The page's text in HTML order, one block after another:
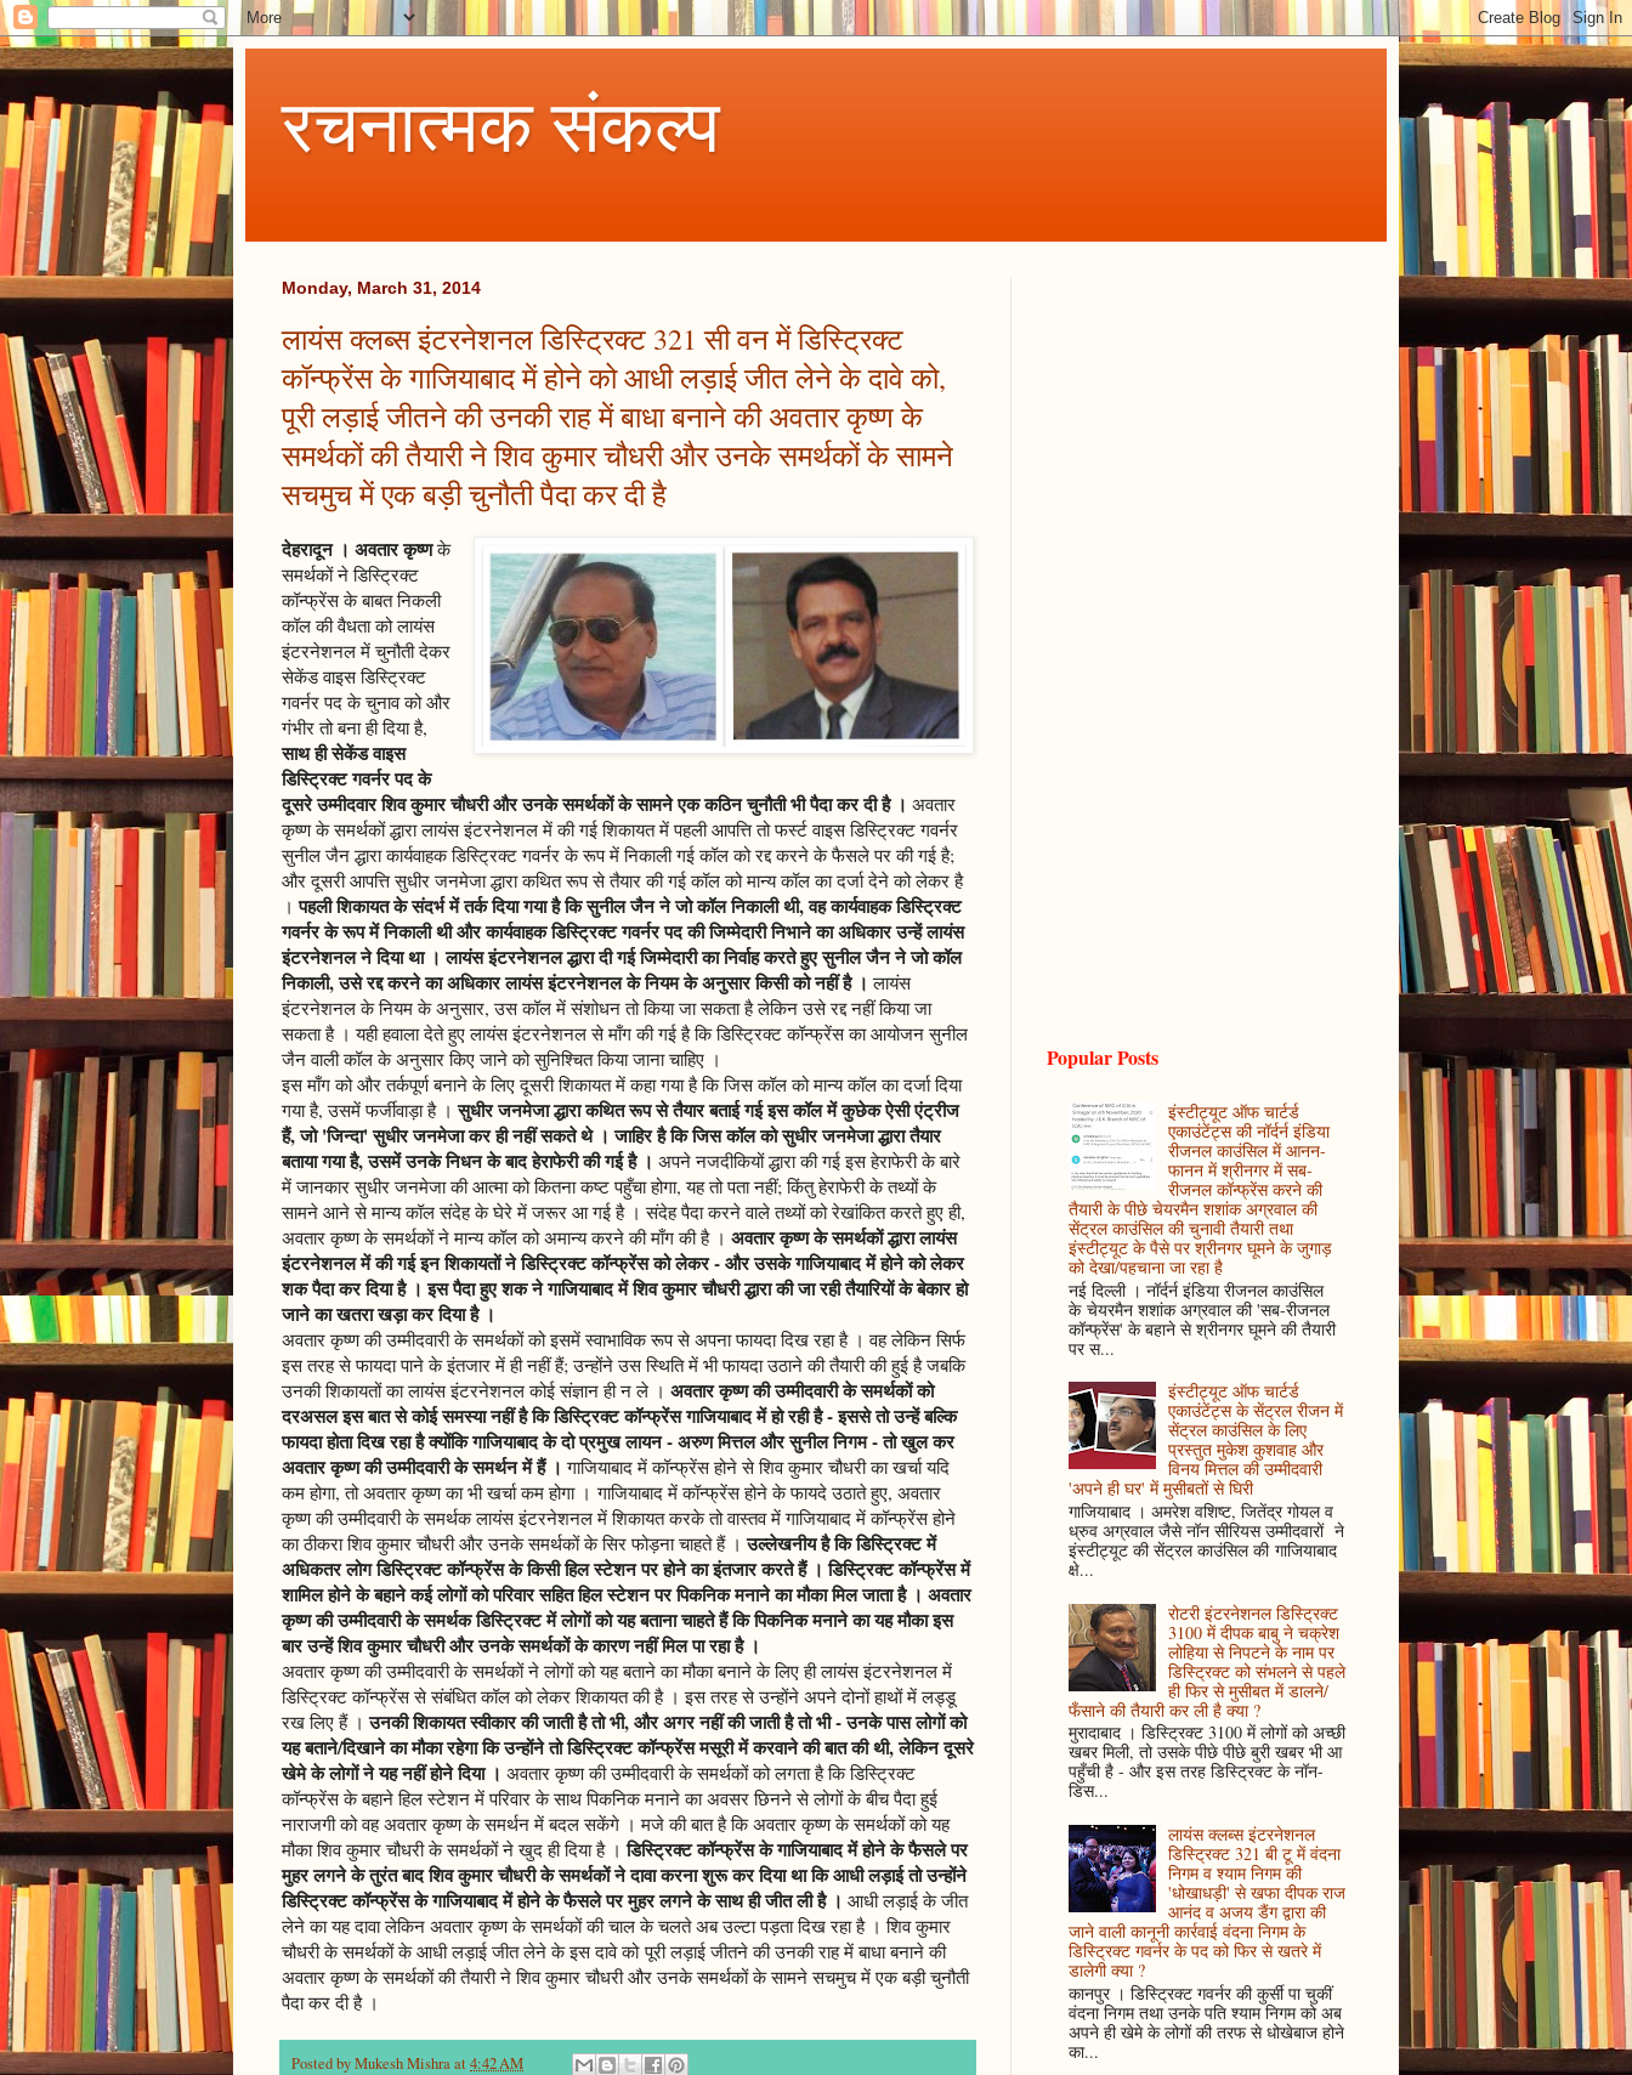
रचनात्मक संकल्प
Monday, March 31, 2014
लायंस क्लब्स इंटरनेशनल डिस्ट्रिक्ट 321 सी वन में डिस्ट्रिक्ट
कॉन्फ्रेंस के गाजियाबाद में होने को आधी लड़ाई जीत लेने के दावे को,
पूरी लड़ाई जीतने की उनकी राह में बाधा बनाने की अवतार कृष्ण के
समर्थकों की तैयारी ने शिव कुमार चौधरी और उनके समर्थकों के सामने
सचमुच में एक बड़ी चुनौती पैदा कर दी है
देहरादून । अवतार कृष्णके
समर्थकों ने डिस्ट्रिक्ट
कॉन्फ्रेंस के बाबत निकली
कॉल की वैधता को लायंस
इंटरनेशनल में चुनौती देकर
सेकेंड वाइस डिस्ट्रिक्ट
गवर्नर पद के चुनाव को और
गंभीर तो बना ही दिया है,
साथ ही सेकेंड वाइस
डिस्ट्रिक्ट गवर्नर पद के
दूसरे उम्मीदवार शिव कुमार चौधरी और उनके समर्थकों के सामने एक कठिन चुनौती भी पैदा कर दी है । अवतार
कृष्ण के समर्थकों द्धारा लायंस इंटरनेशनल में की गई शिकायत में पहली आपत्ति तो फर्स्ट वाइस डिस्ट्रिक्ट गवर्नर
सुनील जैन द्धारा कार्यवाहक डिस्ट्रिक्ट गवर्नर के रूप में निकाली गई कॉल को रद्द करने के फैसले पर की गई है;
और दूसरी आपत्ति सुधीर जनमेजा द्धारा कथित रूप से तैयार की गई कॉल को मान्य कॉल का दर्जा देने को लेकर है
।पहली शिकायत के संदर्भ में तर्क दिया गया है कि सुनील जैन ने जो कॉल निकाली थी, वह कार्यवाहक डिस्ट्रिक्ट
गवर्नर के रूप में निकाली थी और कार्यवाहक डिस्ट्रिक्ट गवर्नर पद की जिम्मेदारी निभाने का अधिकार उन्हें लायंस
इंटरनेशनल ने दिया था । लायंस इंटरनेशनल द्धारा दी गई जिम्मेदारी का निर्वाह करते हुए सुनील जैन ने जो कॉल
निकाली, उसे रद्द करने का अधिकार लायंस इंटरनेशनल के नियम के अनुसार किसी को नहीं है ।लायंस
इंटरनेशनल के नियम के अनुसार, उस कॉल में संशोधन तो किया जा सकता है लेकिन उसे रद्द नहीं किया जा
सकता है । यही हवाला देते हुए लायंस इंटरनेशनल से माँग की गई है कि डिस्ट्रिक्ट कॉन्फ्रेंस का आयोजन सुनील
जैन वाली कॉल के अनुसार किए जाने को सुनिश्चित किया जाना चाहिए ।
इस माँग को और तर्कपूर्ण बनाने के लिए दूसरी शिकायत में कहा गया है कि जिस कॉल को मान्य कॉल का दर्जा दिया
गया है, उसमें फर्जीवाड़ा है ।सुधीर जनमेजा द्धारा कथित रूप से तैयार बताई गई इस कॉल में कुछेक ऐसी एंट्रीज
हैं, जो 'जिन्दा' सुधीर जनमेजा कर ही नहीं सकते थे । जाहिर है कि जिस कॉल को सुधीर जनमेजा द्धारा तैयार
बताया गया है, उसमें उनके निधन के बाद हेराफेरी की गई है । अपने नजदीकियों द्धारा की गई इस हेराफेरी के बारे
में जानकार सुधीर जनमेजा की आत्मा को कितना कष्ट पहुँचा होगा, यह तो पता नहीं; किंतु हेराफेरी के तथ्यों के
सामने आने से मान्य कॉल संदेह के घेरे में जरूर आ गई है । संदेह पैदा करने वाले तथ्यों को रेखांकित करते हुए ही,
अवतार कृष्ण के समर्थकों ने मान्य कॉल को अमान्य करने की माँग की है । अवतार कृष्ण के समर्थकों द्धारा लायंस
इंटरनेशनल में की गई इन शिकायतों ने डिस्ट्रिक्ट कॉन्फ्रेंस को लेकर - और उसके गाजियाबाद में होने को लेकर
शक पैदा कर दिया है । इस पैदा हुए शक ने गाजियाबाद में शिव कुमार चौधरी द्धारा की जा रही तैयारियों के बेकार हो
जाने का खतरा खड़ा कर दिया है ।
अवतार कृष्ण की उम्मीदवारी के समर्थकों को इसमें स्वाभाविक रूप से अपना फायदा दिख रहा है । वह लेकिन सिर्फ
इस तरह से फायदा पाने के इंतजार में ही नहीं हैं; उन्होंने उस स्थिति में भी फायदा उठाने की तैयारी की हुई है जबकि
उनकी शिकायतों का लायंस इंटरनेशनल कोई संज्ञान ही न ले । अवतार कृष्ण की उम्मीदवारी के समर्थकों को
दरअसल इस बात से कोई समस्या नहीं है कि डिस्ट्रिक्ट कॉन्फ्रेंस गाजियाबाद में हो रही है - इससे तो उन्हें बल्कि
फायदा होता दिख रहा है क्योंकि गाजियाबाद के दो प्रमुख लायन - अरुण मित्तल और सुनील निगम - तो खुल कर
अवतार कृष्ण की उम्मीदवारी के समर्थन में हैं । गाजियाबाद में कॉन्फ्रेंस होने से शिव कुमार चौधरी का खर्चा यदि
कम होगा, तो अवतार कृष्ण का भी खर्चा कम होगा । गाजियाबाद में कॉन्फ्रेंस होने के फायदे उठाते हुए, अवतार
कृष्ण की उम्मीदवारी के समर्थक लायंस इंटरनेशनल में शिकायत करके तो वास्तव में गाजियाबाद में कॉन्फ्रेंस होने
का ठीकरा शिव कुमार चौधरी और उनके समर्थकों के सिर फोड़ना चाहते हैं ।उल्लेखनीय है कि डिस्ट्रिक्ट में
अधिकतर लोग डिस्ट्रिक्ट कॉन्फ्रेंस के किसी हिल स्टेशन पर होने का इंतजार करते हैं । डिस्ट्रिक्ट कॉन्फ्रेंस में
शामिल होने के बहाने कई लोगों को परिवार सहित हिल स्टेशन पर पिकनिक मनाने का मौका मिल जाता है । अवतार
कृष्ण की उम्मीदवारी के समर्थक डिस्ट्रिक्ट में लोगों को यह बताना चाहते हैं कि पिकनिक मनाने का यह मौका इस
बार उन्हें शिव कुमार चौधरी और उनके समर्थकों के कारण नहीं मिल पा रहा है ।
अवतार कृष्ण की उम्मीदवारी के समर्थकों ने लोगों को यह बताने का मौका बनाने के लिए ही लायंस इंटरनेशनल में
डिस्ट्रिक्ट कॉन्फ्रेंस से संबंधित कॉल को लेकर शिकायत की है । इस तरह से उन्होंने अपने दोनों हाथों में लड्डू
रख लिए हैं ।उनकी शिकायत स्वीकार की जाती है तो भी, और अगर नहीं की जाती है तो भी - उनके पास लोगों को
यह बताने/दिखाने का मौका रहेगा कि उन्होंने तो डिस्ट्रिक्ट कॉन्फ्रेंस मसूरी में करवाने की बात की थी, लेकिन दूसरे
खेमे के लोगों ने यह नहीं होने दिया । अवतार कृष्ण की उम्मीदवारी के समर्थकों को लगता है कि डिस्ट्रिक्ट
कॉन्फ्रेंस के बहाने हिल स्टेशन में परिवार के साथ पिकनिक मनाने का अवसर छिनने से लोगों के बीच पैदा हुई
नाराजगी को वह अवतार कृष्ण के समर्थन में बदल सकेंगे । मजे की बात है कि अवतार कृष्ण के समर्थकों को यह
मौका शिव कुमार चौधरी के समर्थकों ने खुद ही दिया है ।डिस्ट्रिक्ट कॉन्फ्रेंस के गाजियाबाद में होने के फैसले पर
मुहर लगने के तुरंत बाद शिव कुमार चौधरी के समर्थकों ने दावा करना शुरू कर दिया था कि आधी लड़ाई तो उन्होंने
डिस्ट्रिक्ट कॉन्फ्रेंस के गाजियाबाद में होने के फैसले पर मुहर लगने के साथ ही जीत ली है । आधी लड़ाई के जीत
लेने का यह दावा लेकिन अवतार कृष्ण के समर्थकों की चाल के चलते अब उल्टा पड़ता दिख रहा है । शिव कुमार
चौधरी के समर्थकों के आधी लड़ाई जीत लेने के इस दावे को पूरी लड़ाई जीतने की उनकी राह में बाधा बनाने की
अवतार कृष्ण के समर्थकों की तैयारी ने शिव कुमार चौधरी और उनके समर्थकों के सामने सचमुच में एक बड़ी चुनौती
पैदा कर दी है ।
Posted byMukesh Mishraat 4:42 AM
Popular Posts
इंस्टीट्यूट ऑफ चार्टर्ड
एकाउंटेंट्स की नॉर्दर्न इंडिया
रीजनल काउंसिल में आनन-
फानन में श्रीनगर में सब-
रीजनल कॉन्फ्रेंस करने की
तैयारी के पीछे चेयरमैन शशांक अग्रवाल की
सेंट्रल काउंसिल की चुनावी तैयारी तथा
इंस्टीट्यूट के पैसे पर श्रीनगर घूमने के जुगाड़
को देखा/पहचाना जा रहा है
नई दिल्ली । नॉर्दर्न इंडिया रीजनल काउंसिल
के चेयरमैन शशांक अग्रवाल की 'सब-रीजनल
कॉन्फ्रेंस' के बहाने से श्रीनगर घूमने की तैयारी
पर स...
इंस्टीट्यूट ऑफ चार्टर्ड
एकाउंटेंट्स के सेंट्रल रीजन में
सेंट्रल काउंसिल के लिए
प्रस्तुत मुकेश कुशवाह और
विनय मित्तल की उम्मीदवारी
'अपने ही घर' में मुसीबतों से घिरी
गाजियाबाद । अमरेश वशिष्ट, जितेंद्र गोयल व
ध्रुव अग्रवाल जैसे नॉन सीरियस उम्मीदवारों ने
इंस्टीट्यूट की सेंट्रल काउंसिल की गाजियाबाद
क्षे...
रोटरी इंटरनेशनल डिस्ट्रिक्ट
3100 में दीपक बाबु ने चक्रेश
लोहिया से निपटने के नाम पर
डिस्ट्रिक्ट को संभलने से पहले
ही फिर से मुसीबत में डालने/
फँसाने की तैयारी कर ली है क्या ?
मुरादाबाद । डिस्ट्रिक्ट 3100 में लोगों को अच्छी
खबर मिली, तो उसके पीछे पीछे बुरी खबर भी आ
पहुँची है - और इस तरह डिस्ट्रिक्ट के नॉन-
डिस...
लायंस क्लब्स इंटरनेशनल
डिस्ट्रिक्ट 321 बी टू में वंदना
निगम व श्याम निगम की
'धोखाधड़ी' से खफा दीपक राज
आनंद व अजय डैंग द्वारा की
जाने वाली कानूनी कार्रवाई वंदना निगम के
डिस्ट्रिक्ट गवर्नर के पद को फिर से खतरे में
डालेगी क्या ?
कानपुर । डिस्ट्रिक्ट गवर्नर की कुर्सी पा चुकीं
वंदना निगम तथा उनके पति श्याम निगम को अब
अपने ही खेमे के लोगों की तरफ से धोखेबाज होने
का...